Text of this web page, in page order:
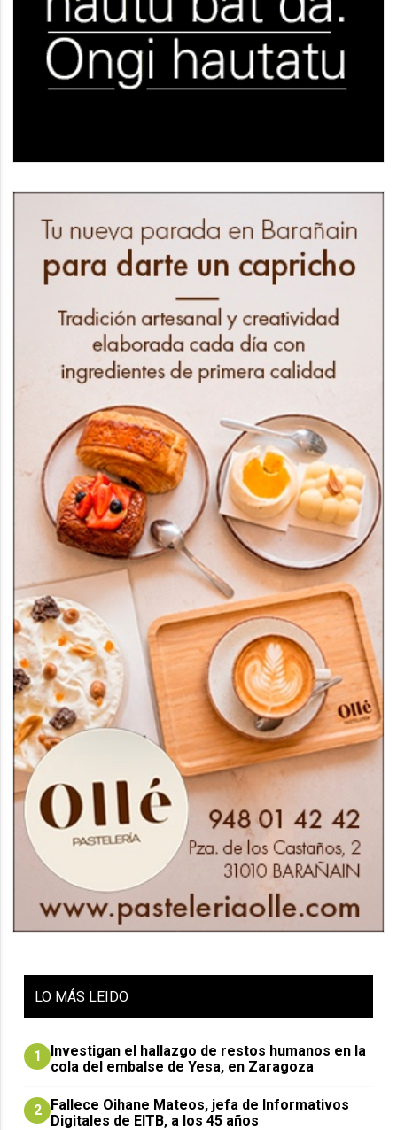
LO MÁS LEIDO
1
Investigan el hallazgo de restos humanos en la
cola del embalse de Yesa, en Zaragoza
2 Fallece Oihane Mateos, jefa de Informativos
Digitales de EITB, a los 45 años